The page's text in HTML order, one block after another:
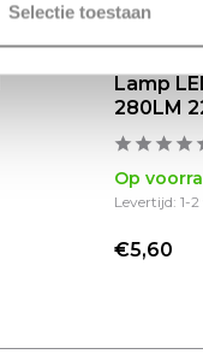
Selectie toestaan
Lamp
280LM
Op
Levertijd: 1-
€5,60